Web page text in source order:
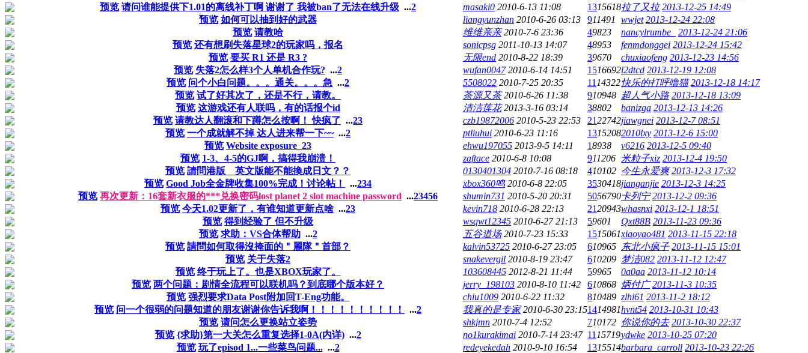
预览 请问谁能提供下1.01的离线补丁啊 谢谢了 我被ban了无法在线升级 ...2 masaki0 2010-6-13 11:08 1315618拉了又拉 2013-12-25 14:49
预览 如何可以抽到好的武器 liangyunzhan 2010-6-26 03:13 911491 wwjet 2013-12-24 22:08
预览 请教哈 维维亲亲 2010-7-6 23:36 49823 nancylrumbe_
2013-12-24 21:06
预览 还有想刷失落星球2的玩家吗，报名 sonicpsg 2011-10-13 14:07 48953 fenmdonggei 2013-12-24 15:42
预览 要买 R1 还是 R3 ? 无限end 2010-8-22 18:39 39670 chuxiaofeng 2013-12-23 14:56
预览 失落2怎么样3个人单机合作玩? ...2 wufan0047 2010-6-14 14:51 1516692l2dtcd 2013-12-19 12:08
预览 问个小白问题。。。通关。。。急 ...2 5508022 2010-7-25 20:35 11 14322快乐的打呼噜猫 2013-12-18 14:17
预览 试了好其次了，还是不行，请教。 茶源又茶 2010-6-26 11:38 910948 超人气小路 2013-12-18 13:09
预览 这游戏还有人联吗，有的话报个id 清洁莲花 2013-3-16 03:14 38802 banizga 2013-12-13 14:26
预览 请教达人翻滚和下蹲怎么按啊！ 快疯了 ...23 czb19872006 2010-5-23 22:53 2122742jiawgnei 2013-12-7 08:51
预览 一个成就解不掉 达人进来帮一下~~ ...2 ptliuhui 2010-6-23 11:16 13152082010lxy 2013-12-6 15:00
预览 Website exposure_23 ehwu197055 2013-9-5 14:11 18938 v6216 2013-12-5 09:40
预览 1-3、4-5的GJ啊，搞得我崩溃！ zaftace 2010-6-8 10:08 911206 米粒子xiz 2013-12-4 19:50
预览 請問港版 英文版能不能換成日文？？ 0130401304 2010-7-16 08:18 410102 今生永爱爽 2013-12-3 17:32
预览 Good Job全金牌收集100%完成！讨论帖！ ...234 xbox360鸣 2010-6-8 22:05 3530418jianganjie 2013-12-3 14:25
预览 再次更新：16套新衣服的***兑换密码lost planet 2 slot machine password ...23456 shumin731 2010-5-20 20:31 5056790卡列宁 2013-12-2 09:36
预览 今天1.02更新了，有谁知道更新点啥 ...23 kevin718 2010-6-28 22:13 2120943whasnxi 2013-12-1 18:51
预览 得到经验了 但不升级 wsqwt12345 2010-6-27 21:13 59601 Qxt88B 2013-11-23 09:36
预览 求助：VS合体帮助 ...2 五谷道场 2010-7-23 15:33 1515061xiaoyao481 2013-11-15 22:18
预览 請問如何取得沒掩面的＂麗隊＂首部？ kalvin53725 2010-6-27 23:05 610965 东北小疯子 2013-11-15 15:01
预览 关于失落2 snakevergil 2010-8-19 23:47 610209 梦洁082 2013-11-12 12:47
预览 终于玩上了。也是XBOX玩家了。 103608445 2012-8-21 11:44 59965 0a0aa 2013-11-12 10:14
预览 两个问题：剧情全流程可以联机吗？到底哪个版本好？ jerry_198103 2010-8-10 11:42 610868 炳付广 2013-11-3 10:35
预览 强烈要求Data Post附加回T-Eng功能。 chiu1009 2010-6-22 11:32 810489 zlhi61 2013-11-2 18:12
预览 问一个很弱的问题知道的朋友谢谢你告诉我啊！！！！！！！！！！ ...2 我真的是专家 2010-6-30 23:151414981hvnt54 2013-10-31 10:43
预览 请问怎么更换站立姿势 shkjmn 2010-7-4 12:52 710172 你说你的去 2013-10-30 22:37
预览 {求助}第一大关怎么重复选择1-0A(内详) ...2 no1kurakimai 2010-7-14 23:47 11 15719ydwke 2013-10-25 07:20
预览 玩了episod 1...一些菜鸟问题... ...2 redeyekedah 2010-9-10 16:54 1315514barbara_carroll 2013-10-23 22:26